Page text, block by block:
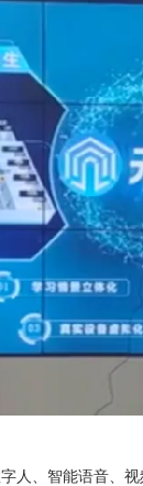
人、智能语音、